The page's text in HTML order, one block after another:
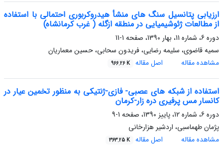
ارزیابی پتانسیل سنگ های منشأ هیدروکربوری احتمالی با استفاده
از مطالعات ژئوشیمیایی در منطقه ازگله ( غرب کرمانشاه)
دوره 6، شماره 11، بهار 1390، صفحه
1-11
سمیه قاضوی، سلیمه رضایی، فریدون سحابی، حسین معماریان
مشاهده مقاله
اصل مقاله 966.26 K
استفاده از شبکه های عصبی- فازی-ژنتیکی به منظور تخمین عیار در
کانسار مس پرفیری دره زار-کرمان
دوره 6، شماره 12، پاییز 1390، صفحه
1-9
پژمان طهماسبی، اردشیر هزارخانی
مشاهده مقاله
اصل مقاله 363.25 K